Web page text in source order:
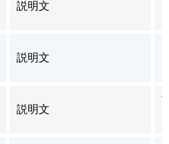
説明文
説明文
説明文